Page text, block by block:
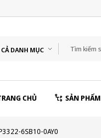
DANH MỤC
CHỦ SẢN PHẨM
6SB10-0AY0